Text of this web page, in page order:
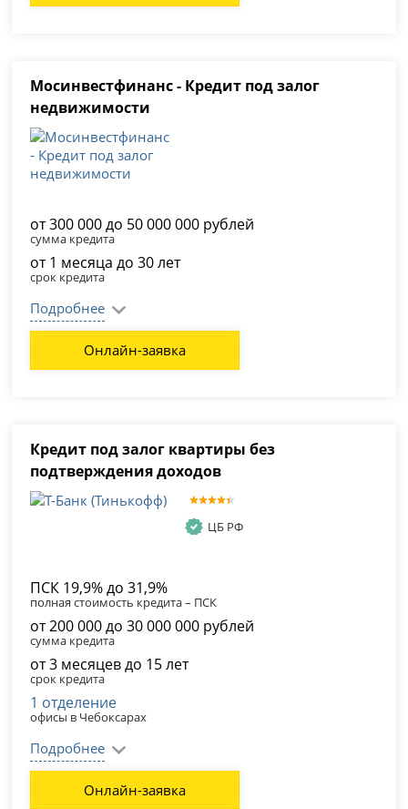
Мосинвестфинанс - Кредит под залог
недвижимости
от 300 000 до 50 000 000 рублей
сумма кредита
от 1 месяца до 30 лет
срок кредита
Подробнее
Онлайн-заявка
Кредит под залог квартиры без
подтверждения доходов
ЦБ РФ
ПСК 19,9% до 31,9%
полная стоимость кредита – ПСК
от 200 000 до 30 000 000 рублей
сумма кредита
от 3 месяцев до 15 лет
срок кредита
1 отделение
офисы в Чебоксарах
Подробнее
Онлайн-заявка